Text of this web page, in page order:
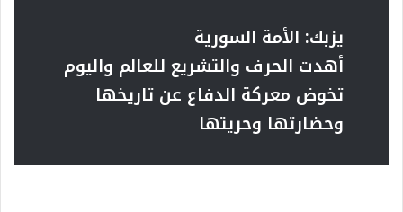
يزبك: الأمة السورية
أهدت الحرف والتشريع للعالم واليوم
تخوض معركة الدفاع عن تاريخها
وحضارتها وحريتها